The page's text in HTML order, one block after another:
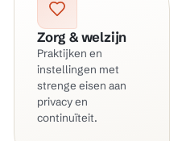
Zorg & welzijn
Praktijken en
instellingen met
strenge eisen aan
privacy en
continuïteit.